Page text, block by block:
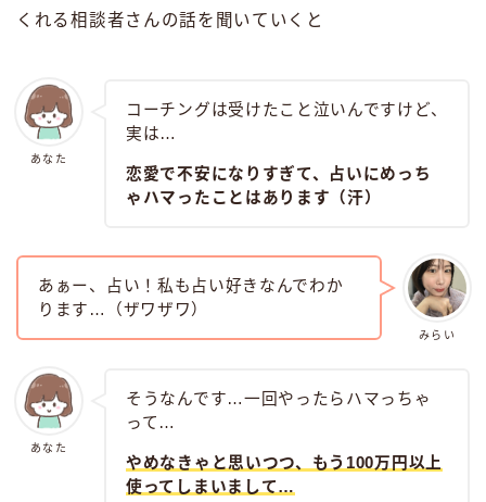
くれる相談者さんの話を聞いていくと
あなた
コーチングは受けたこと泣いんですけど、
実は…
恋愛で不安になりすぎて、占いにめっち
ゃハマったことはあります（汗）
みらい
あぁー、占い！私も占い好きなんでわか
ります…（ザワザワ）
あなた
そうなんです…一回やったらハマっちゃ
って…
やめなきゃと思いつつ、もう100万円以上
使ってしまいまして…